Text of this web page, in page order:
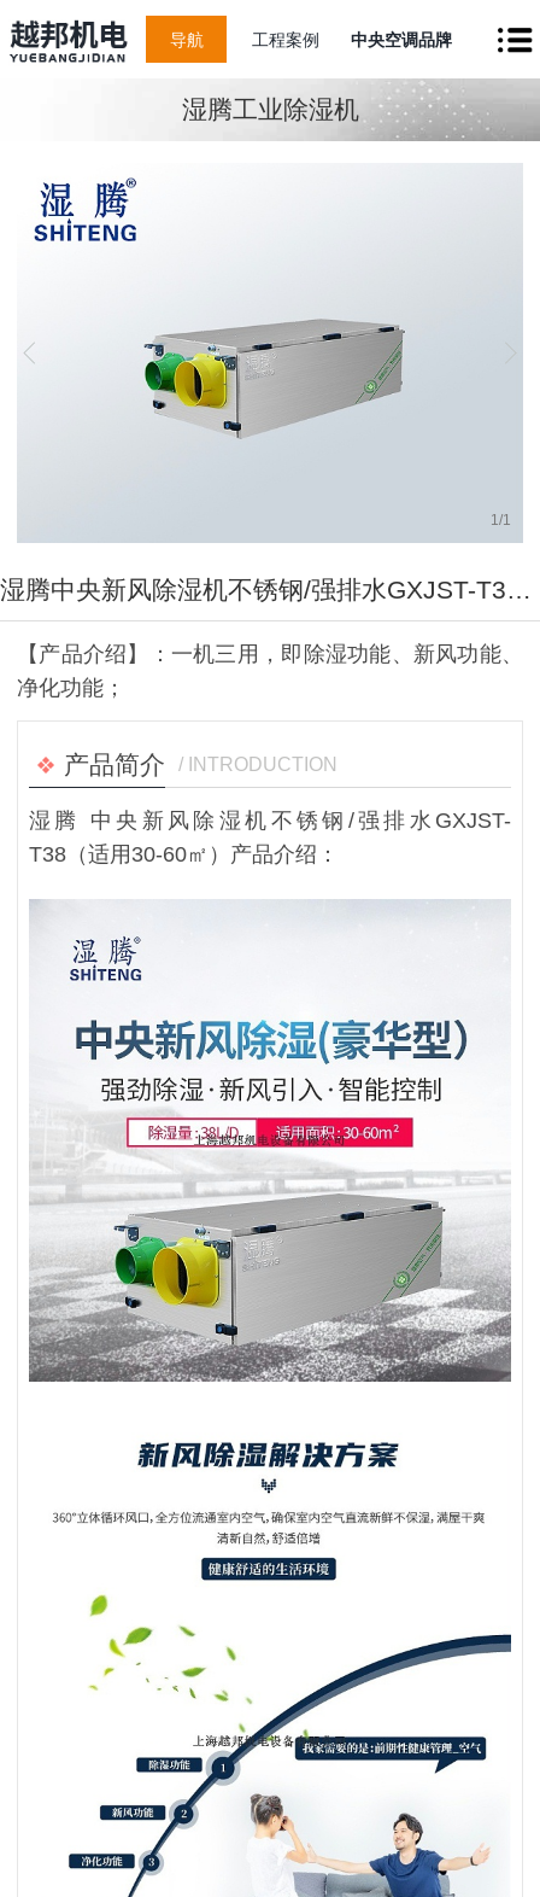
导航 工程案例 中央空调品牌
湿腾工业除湿机
1 /1
湿腾中央新风除湿机不锈钢/强排水GXJST-T38（适用30-60㎡）
【产品介绍】：一机三用，即除湿功能、新风功能、
净化功能；
产品简介 / INTRODUCTION
湿腾 中央新风除湿机不锈钢/强排水GXJST-
T38（适用30-60㎡）产品介绍：